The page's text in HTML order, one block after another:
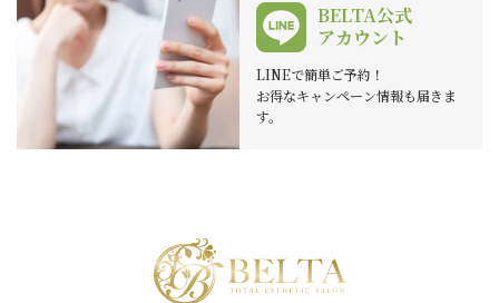
BELTA公式
アカウント
LINEで簡単ご予約！
お得なキャンペーン情報も届きま
す。